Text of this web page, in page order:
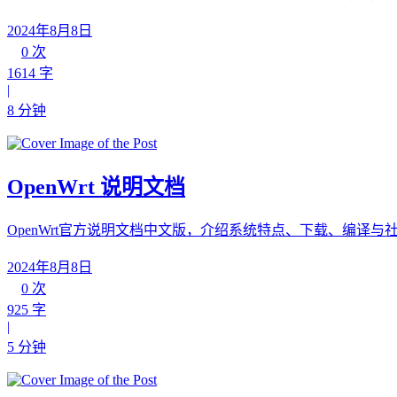
2024年8月8日
0 次
1614 字
|
8 分钟
OpenWrt 说明文档
OpenWrt官方说明文档中文版，介绍系统特点、下载、编译与
2024年8月8日
0 次
925 字
|
5 分钟